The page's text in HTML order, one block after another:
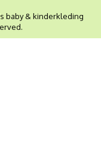
baby & kinderkleding